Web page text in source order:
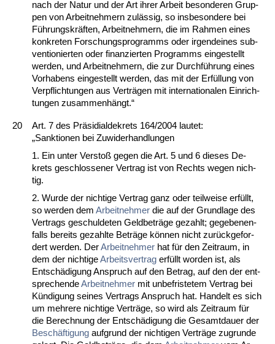
nach der Na­tur und der Art ih­rer Ar­beit be­son­de­ren Grup­
pen von Ar­beit­neh­mern zulässig, so ins­be­son­de­re bei
Führungs­kräften, Ar­beit­neh­mern, die im Rah­men ei­nes
kon­kre­ten For­schungs­pro­gramms oder ir­gend­ei­nes sub­
ven­tio­nier­ten oder fi­nan­zier­ten Pro­gramms ein­ge­stellt
wer­den, und Ar­beit­neh­mern, die zur Durchführung ei­nes
Vor­ha­bens ein­ge­stellt wer­den, das mit der Erfüllung von
Ver­pflich­tun­gen aus Verträgen mit in­ter­na­tio­na­len Ein­rich­
tun­gen zu­sam­menhängt.“
20
Art. 7 des Präsi­di­al­de­krets 164/2004 lau­tet:
„Sank­tio­nen bei Zu­wi­der­hand­lun­gen
1. Ein un­ter Ver­s­toß ge­gen die Art. 5 und 6 die­ses De­
krets ge­schlos­se­ner Ver­trag ist von Rechts we­gen nich­
tig.
2. Wur­de der nich­ti­ge Ver­trag ganz oder teil­wei­se erfüllt,
so wer­den dem Ar­beit­neh­mer die auf der Grund­la­ge des
Ver­trags ge­schul­de­ten Geld­beträge ge­zahlt; ge­ge­be­nen­
falls be­reits ge­zahl­te Beträge können nicht zurück­ge­for­
dert wer­den. DerAr­beit­neh­mer hat für den Zeit­raum, in
dem der nich­ti­geAr­beits­ver­trag erfüllt wor­den ist, als
Entschädi­gung An­spruch auf den Be­trag, auf den der ent­
spre­chen­deAr­beit­neh­mer mit un­be­fris­te­tem Ver­trag bei
Kündi­gung sei­nes Ver­trags An­spruch hat. Han­delt es sich
um meh­re­re nich­ti­ge Verträge, so wird als Zeit­raum für
die Be­rech­nung der Entschädi­gung die Ge­samt­dau­er der
Beschäfti­gung auf­grund der nich­ti­gen Verträge zu­grun­de